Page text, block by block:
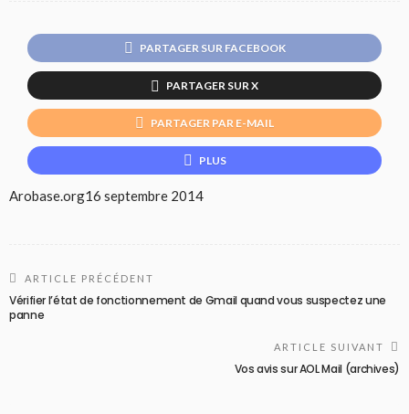
PARTAGER SUR FACEBOOK
PARTAGER SUR X
PARTAGER PAR E-MAIL
PLUS
Arobase.org16 septembre 2014
ARTICLE PRÉCÉDENT
Vérifier l’état de fonctionnement de Gmail quand vous suspectez une
panne
ARTICLE SUIVANT
Vos avis sur AOL Mail (archives)